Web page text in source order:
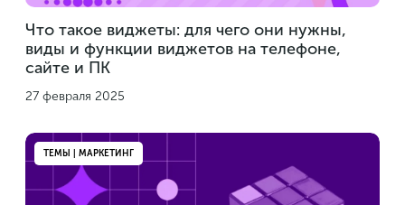
Что такое виджеты: для чего они нужны,
виды и функции виджетов на телефоне,
сайте и ПК
27 февраля 2025
ТЕМЫ | МАРКЕТИНГ